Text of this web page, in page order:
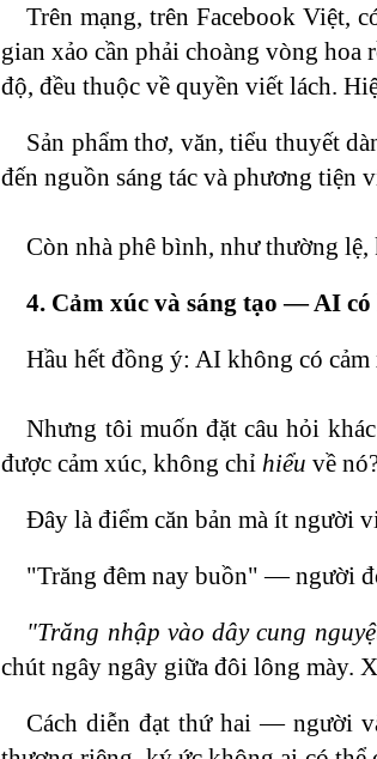
Trên mạng, trên Facebook Việt,
gian xảo cần phải choàng vòng
độ, đều thuộc về quyền viết lách.
Sản phẩm thơ, văn, tiểu thuyết
đến nguồn sáng tác và phương tiện
Còn nhà phê bình, như thường
4. Cảm xúc và sáng tạo — AI
Hầu hết đồng ý: AI không có
Nhưng tôi muốn đặt câu hỏi
được cảm xúc, không chỉ hiểu về
Đây là điểm căn bản mà ít người
"Trăng đêm nay buồn" — người
"Trăng nhập vào dây cung
chút ngây ngây giữa đôi lông mày.
Cách diễn đạt thứ hai — người